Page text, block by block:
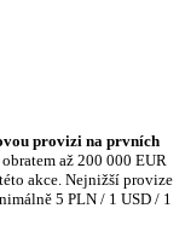
provizi na prvních
až 200 000 EUR
této akce. Nejnižší provize
5 PLN / 1 USD / 1